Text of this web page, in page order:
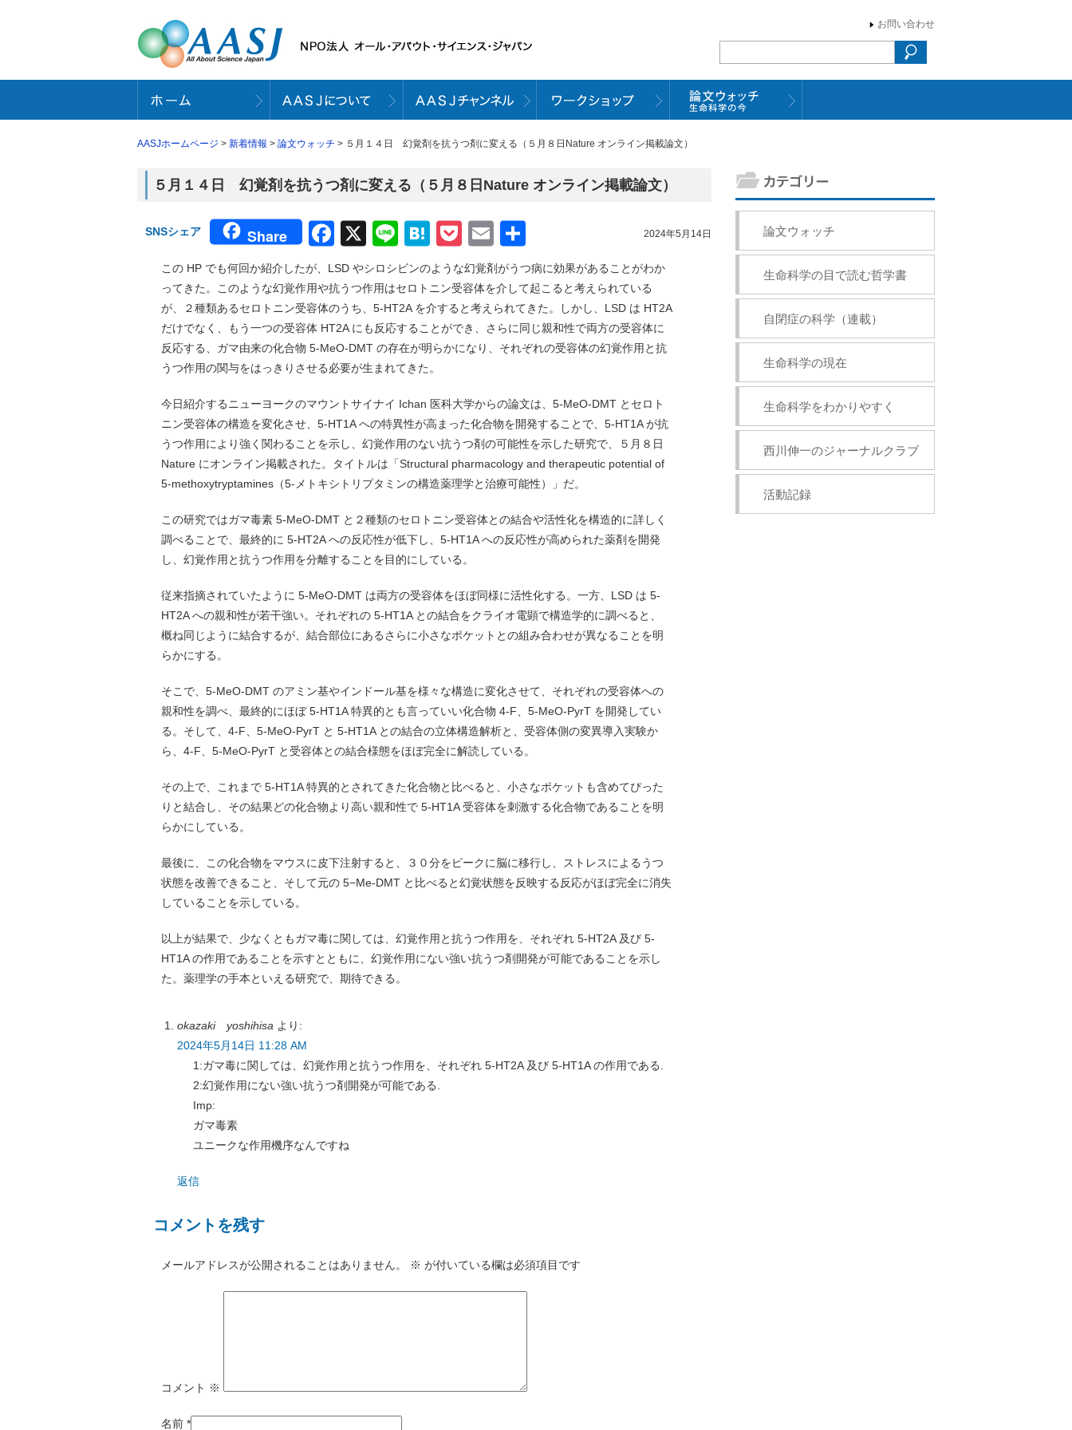
お問い合わせ
AASJホームページ > 新着情報 > 論文ウォッチ > ５月１４日 幻覚剤を抗うつ剤に変える（５月８日Nature オンライン掲載論文）
５月１４日 幻覚剤を抗うつ剤に変える（５月８日Nature オンライン掲載論文）
2024年5月14日
SNSシェア Share Facebook
X LineHatena
Pocket
Email
有
この HP でも何回か紹介したが、LSD やシロシビンのような幻覚剤がうつ病に効果があることがわか
ってきた。このような幻覚作用や抗うつ作用はセロトニン受容体を介して起こると考えられている
が、２種類あるセロトニン受容体のうち、5-HT2A を介すると考えられてきた。しかし、LSD は HT2A
だけでなく、もう一つの受容体 HT2A にも反応することができ、さらに同じ親和性で両方の受容体に
反応する、ガマ由来の化合物 5-MeO-DMT の存在が明らかになり、それぞれの受容体の幻覚作用と抗
うつ作用の関与をはっきりさせる必要が生まれてきた。
今日紹介するニューヨークのマウントサイナイ Ichan 医科大学からの論文は、5-MeO-DMT とセロト
ニン受容体の構造を変化させ、5-HT1A への特異性が高まった化合物を開発することで、5-HT1A が抗
うつ作用により強く関わることを示し、幻覚作用のない抗うつ剤の可能性を示した研究で、５月８日
Nature にオンライン掲載された。タイトルは「Structural pharmacology and therapeutic potential of
5-methoxytryptamines（5-メトキシトリプタミンの構造薬理学と治療可能性）」だ。
この研究ではガマ毒素 5-MeO-DMT と２種類のセロトニン受容体との結合や活性化を構造的に詳しく
調べることで、最終的に 5-HT2A への反応性が低下し、5-HT1A への反応性が高められた薬剤を開発
し、幻覚作用と抗うつ作用を分離することを目的にしている。
従来指摘されていたように 5-MeO-DMT は両方の受容体をほぼ同様に活性化する。一方、LSD は 5-
HT2A への親和性が若干強い。それぞれの 5-HT1A との結合をクライオ電顕で構造学的に調べると、
概ね同じように結合するが、結合部位にあるさらに小さなポケットとの組み合わせが異なることを明
らかにする。
そこで、5-MeO-DMT のアミン基やインドール基を様々な構造に変化させて、それぞれの受容体への
親和性を調べ、最終的にほぼ 5-HT1A 特異的とも言っていい化合物 4-F、5-MeO-PyrT を開発してい
る。そして、4-F、5-MeO-PyrT と 5-HT1A との結合の立体構造解析と、受容体側の変異導入実験か
ら、4-F、5-MeO-PyrT と受容体との結合様態をほぼ完全に解読している。
その上で、これまで 5-HT1A 特異的とされてきた化合物と比べると、小さなポケットも含めてぴった
りと結合し、その結果どの化合物より高い親和性で 5-HT1A 受容体を刺激する化合物であることを明
らかにしている。
最後に、この化合物をマウスに皮下注射すると、３０分をピークに脳に移行し、ストレスによるうつ
状態を改善できること、そして元の 5−Me-DMT と比べると幻覚状態を反映する反応がほぼ完全に消失
していることを示している。
以上が結果で、少なくともガマ毒に関しては、幻覚作用と抗うつ作用を、それぞれ 5-HT2A 及び 5-
HT1A の作用であることを示すとともに、幻覚作用にない強い抗うつ剤開発が可能であることを示し
た。薬理学の手本といえる研究で、期待できる。
okazaki yoshihisa より:
2024年5月14日 11:28 AM
1:ガマ毒に関しては、幻覚作用と抗うつ作用を、それぞれ 5-HT2A 及び 5-HT1A の作用である.
2:幻覚作用にない強い抗うつ剤開発が可能である.
Imp:
ガマ毒素
ユニークな作用機序なんですね
返信
コメントを残す
メールアドレスが公開されることはありません。 ※ が付いている欄は必須項目です
コメント ※
名前 *
論文ウォッチ
生命科学の目で読む哲学書
自閉症の科学（連載）
生命科学の現在
生命科学をわかりやすく
西川伸一のジャーナルクラブ
活動記録